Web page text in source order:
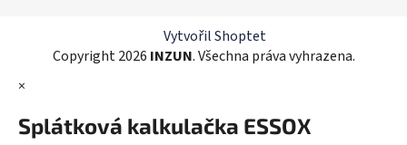
r
v
v
ý
Vytvořil Shoptet
Copyright 2026 INZUN. Všechna práva vyhrazena.
×
Splátková kalkulačka ESSOX